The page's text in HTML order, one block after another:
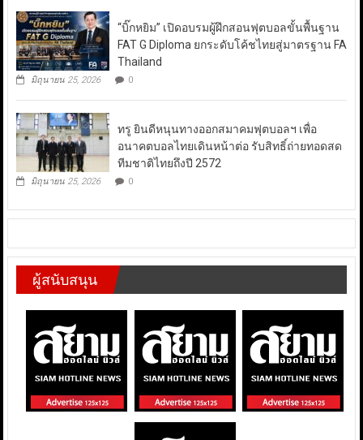
“บิ๊กหยิม” เปิดอบรมผู้ฝึกสอนฟุตบอลขั้นพื้นฐาน
FAT G Diploma ยกระดับโค้ชไทยสู่มาตรฐาน FA
Thailand
มิถุนายน 25, 2026 0
ทรู ยินดีหนุนทางออกสมาคมฟุตบอลฯ เพื่อ
อนาคตบอลไทยเดินหน้าต่อ รับสิทธิ์ถ่ายทอดสด
ทีมชาติไทยถึงปี 2572
มิถุนายน 25, 2026 0
ผู้สนับสนุน